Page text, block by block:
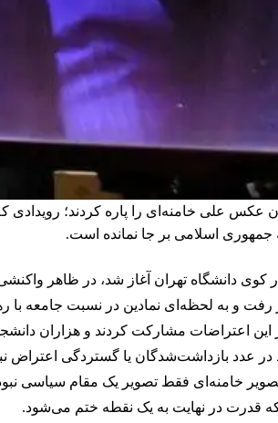
جمهوری اسلامی بر جا نمانده است.
در ۱۸ تیر ۱۳۷۸ در کوی دانشگاه تهران آغاز شد،
رفت و به لحظه‌ای نمادین در نسبت جامعه با
خامنه‌ای فقط تصویر یک مقام سیاسی
که قدرت در نهایت به یک نقطه ختم می‌شود.